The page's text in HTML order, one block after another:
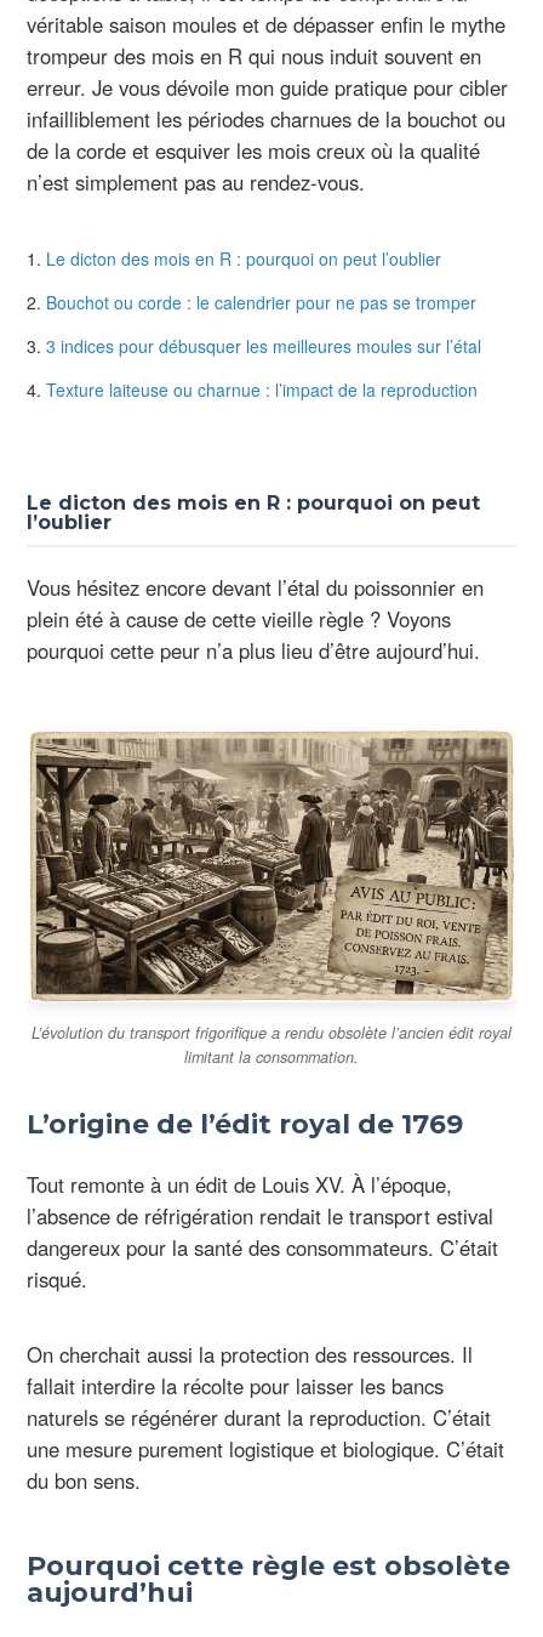
véritable saison moules et de dépasser enfin le mythe
trompeur des mois en R qui nous induit souvent en
erreur. Je vous dévoile mon guide pratique pour cibler
infailliblement les périodes charnues de la bouchot ou
de la corde et esquiver les mois creux où la qualité
n’est simplement pas au rendez-vous.
Le dicton des mois en R : pourquoi on peut l’oublier
Bouchot ou corde : le calendrier pour ne pas se tromper
3 indices pour débusquer les meilleures moules sur l’étal
Texture laiteuse ou charnue : l’impact de la reproduction
Le dicton des mois en R : pourquoi on peut
l’oublier
Vous hésitez encore devant l’étal du poissonnier en
plein été à cause de cette vieille règle ? Voyons
pourquoi cette peur n’a plus lieu d’être aujourd’hui.
L’évolution du transport frigorifique a rendu obsolète l’ancien édit royal
limitant la consommation.
L’origine de l’édit royal de 1769
Tout remonte à un édit de Louis XV. À l’époque,
l’absence de réfrigération rendait le transport estival
dangereux pour la santé des consommateurs. C’était
risqué.
On cherchait aussi la protection des ressources. Il
fallait interdire la récolte pour laisser les bancs
naturels se régénérer durant la reproduction. C’était
une mesure purement logistique et biologique. C’était
du bon sens.
Pourquoi cette règle est obsolète
aujourd’hui